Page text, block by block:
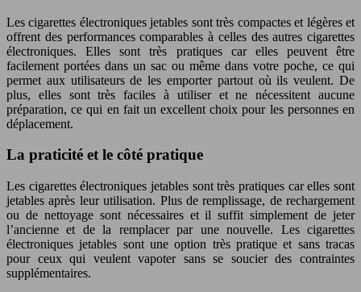
Les cigarettes électroniques jetables sont très compactes et légères et
offrent des performances comparables à celles des autres cigarettes
électroniques. Elles sont très pratiques car elles peuvent être
facilement portées dans un sac ou même dans votre poche, ce qui
permet aux utilisateurs de les emporter partout où ils veulent. De
plus, elles sont très faciles à utiliser et ne nécessitent aucune
préparation, ce qui en fait un excellent choix pour les personnes en
déplacement.
La praticité et le côté pratique
Les cigarettes électroniques jetables sont très pratiques car elles sont
jetables après leur utilisation. Plus de remplissage, de rechargement
ou de nettoyage sont nécessaires et il suffit simplement de jeter
l’ancienne et de la remplacer par une nouvelle. Les cigarettes
électroniques jetables sont une option très pratique et sans tracas
pour ceux qui veulent vapoter sans se soucier des contraintes
supplémentaires.